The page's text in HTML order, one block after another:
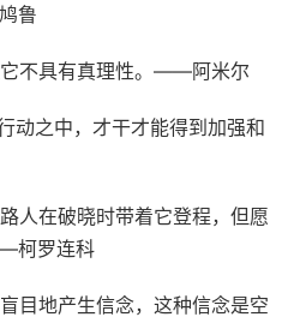
鲁
不具有真理性。——阿米尔
动之中，才干才能得到加强和
人在破晓时带着它登程，但愿
柯罗连科
目地产生信念，这种信念是空